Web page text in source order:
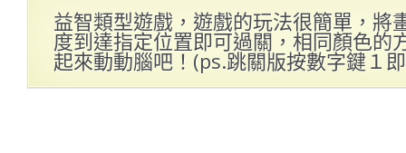
益智類型遊戲，遊戲的玩法很簡單，將
度到達指定位置即可過關，相同顏色的
起來動動腦吧！(ps.跳關版按數字鍵１